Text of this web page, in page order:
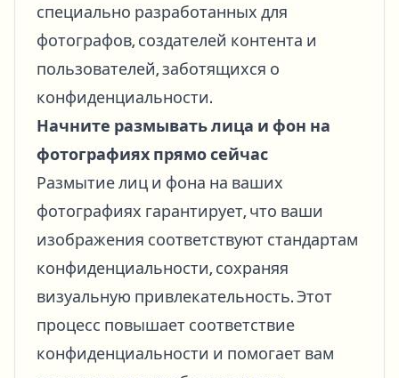
специально разработанных для
фотографов, создателей контента и
пользователей, заботящихся о
конфиденциальности.
Начните размывать лица и фон на
фотографиях прямо сейчас
Размытие лиц и фона на ваших
фотографиях гарантирует, что ваши
изображения соответствуют стандартам
конфиденциальности, сохраняя
визуальную привлекательность. Этот
процесс повышает соответствие
конфиденциальности и помогает вам